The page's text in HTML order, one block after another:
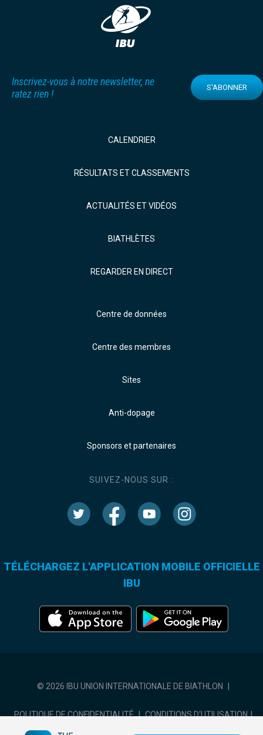
Inscrivez-vous à notre newsletter, ne
ratez rien !
S'ABONNER
CALENDRIER
RÉSULTATS ET CLASSEMENTS
ACTUALITÉS ET VIDÉOS
BIATHLÈTES
REGARDER EN DIRECT
Centre de données
Centre des membres
Sites
Anti-dopage
Sponsors et partenaires
SUIVEZ-NOUS SUR :
TÉLÉCHARGEZ L'APPLICATION MOBILE OFFICIELLE
IBU
© 2026 IBU UNION INTERNATIONALE DE BIATHLON
POLITIQUE DE CONFIDENTIALITÉ | CONDITIONS D'UTILISATION |